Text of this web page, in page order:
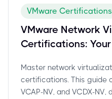
VMware Certifications
VMware Network
Certifications:
Master network
certifications. This guide
VCAP-NV, and VCDX-